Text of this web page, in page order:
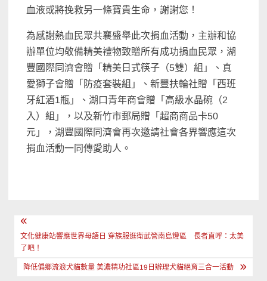
血液或將挽救另一條寶貴生命，謝謝您！
為感謝熱血民眾共襄盛舉此次捐血活動，主辦和協
辦單位均敬備精美禮物致贈所有成功捐血民眾，湖
豐國際同濟會贈「精美日式筷子（5雙）組」、真
愛獅子會贈「防疫套裝組」、新豐扶輪社贈「西班
牙紅酒1瓶」、湖口青年商會贈「高級水晶碗（2
入）組」，以及新竹市郵局贈「超商商品卡50
元」，湖豐國際同濟會再次邀請社會各界響應這次
捐血活動一同傳愛助人。
文
章
導
文化健康站響應世界母語日 穿族服逛衛武營南島燈區 長者直呼：太美
了吧！
降低偏鄉流浪犬貓數量 美濃精功社區19日辦理犬貓絕育三合一活動